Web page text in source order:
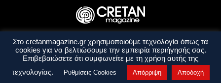
Ταυτότητα Πολιτική Απορρήτου
Όροι Χρήσης
Όροι και Προϋποθέσεις
Στο cretanmagazine.gr χρησιμοποιούμε τεχνολογία όπως τα
cookies για να βελτιώσουμε την εμπειρία περιήγησής σας.
Επιβεβαιώσετε ότι συμφωνείτε με τη χρήση αυτής της
τεχνολογίας.
Ρυθμίσεις Cookies Απόρριψη Αποδοχή